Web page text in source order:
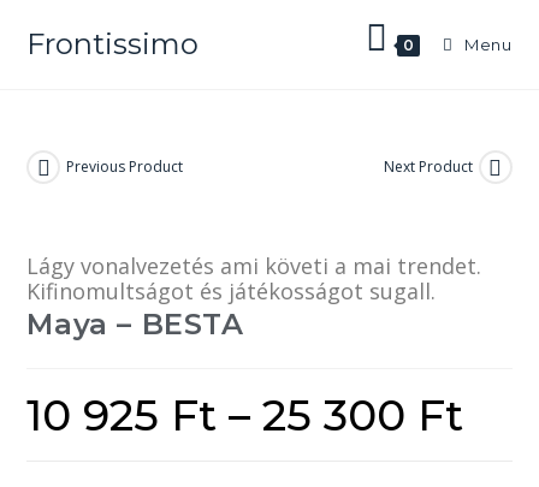
Frontissimo 0 Menu
Previous Product Next Product
Lágy vonalvezetés ami követi a mai trendet.
Kifinomultságot és játékosságot sugall.
Maya – BESTA
10 925 Ft – 25 300 Ft